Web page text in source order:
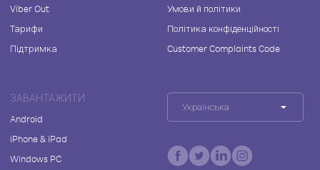
Viber Out
Тарифи
Підтримка
Умови й політики
Політика конфіденційності
Customer Complaints Code
ЗАВАНТАЖИТИ
Android
iPhone & iPad
Windows PC
Українська